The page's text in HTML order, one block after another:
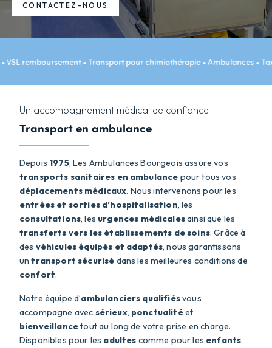
CONTACTEZ-NOUS
Transport pour dialyses • VSL remboursement • Transport pour
Un accompagnement médical de confiance
Transport en ambulance
Depuis 1975, Les Ambulances Bourgeois assure vos
transports sanitaires en ambulance pour tous vos
déplacements médicaux. Nous intervenons pour les
entrées et sorties d’hospitalisation, les
consultations, les urgences médicalesainsi que les
transferts vers les établissements de soins. Grâce à
des véhicules équipés et adaptés, nous garantissons
untransport sécurisé dans les meilleures conditions de
confort.
Notre équipe d’ambulanciers qualifiésvous
accompagne avec sérieux, ponctualitéet
bienveillancetout au long de votre prise en charge.
Disponibles pour les adultes comme pour les enfants,